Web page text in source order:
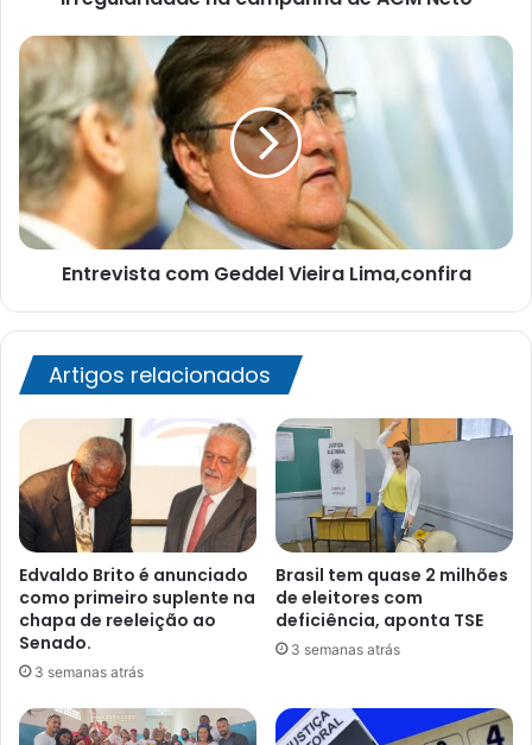
Entrevista
com
Geddel
Vieira
Lima,confira
Entrevista com Geddel Vieira Lima,confira
Artigos relacionados
Edvaldo Brito é anunciado
como primeiro suplente na
chapa de reeleição ao
Senado.
3 semanas atrás
Brasil tem quase 2 milhões
de eleitores com
deficiência, aponta TSE
3 semanas atrás